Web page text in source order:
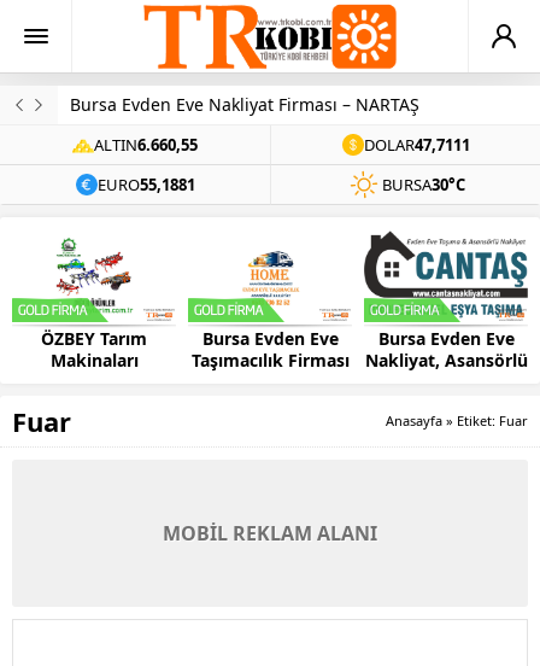
Arama Motoru Optimizasyonu Nedir?
ALTIN6.660,55 DOLAR47,7111
EURO55,1881 BURSA30°C
ÖZBEY Tarım
Makinaları
Bursa Evden Eve
Taşımacılık Firması
Bursa Evden Eve
Nakliyat, Asansörlü
Fuar Anasayfa » Etiket: Fuar
MOBİL REKLAM ALANI